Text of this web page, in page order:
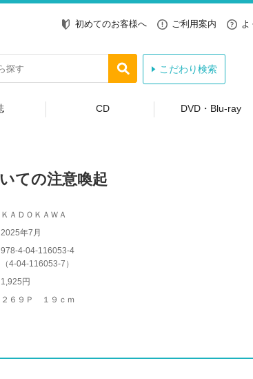
初めてのお客様へ ご利用案内 よ
こだわり検索
CD DVD・Blu-ray
ての注意喚起
ＫＡＤＯＫＡＷＡ
2025年7月
978-4-04-116053-4
（4-04-116053-7 ）
1,925円
２６９Ｐ １９ｃｍ